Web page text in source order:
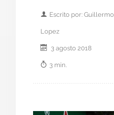
Escrito por: Guillermo
Lopez
3 agosto 2018
3 min.